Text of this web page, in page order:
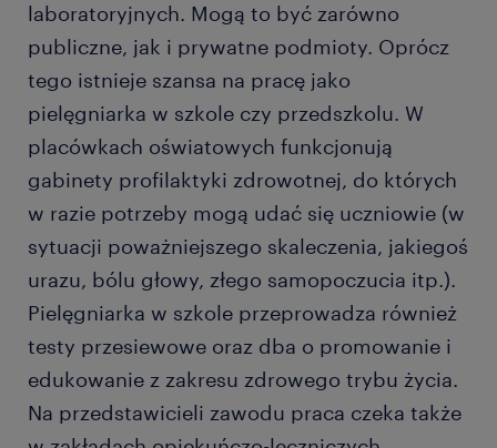
laboratoryjnych. Mogą to być zarówno
publiczne, jak i prywatne podmioty. Oprócz
tego istnieje szansa na pracę jako
pielęgniarka w szkole czy przedszkolu. W
placówkach oświatowych funkcjonują
gabinety profilaktyki zdrowotnej, do których
w razie potrzeby mogą udać się uczniowie (w
sytuacji poważniejszego skaleczenia, jakiegoś
urazu, bólu głowy, złego samopoczucia itp.).
Pielęgniarka w szkole przeprowadza również
testy przesiewowe oraz dba o promowanie i
edukowanie z zakresu zdrowego trybu życia.
Na przedstawicieli zawodu praca czeka także